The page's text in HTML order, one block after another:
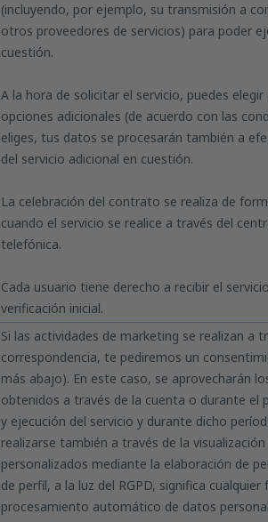
(incluyendo, por ejemplo, su transmisión a
otros proveedores de servicios) para poder
cuestión.
A la hora de solicitar el servicio, puedes
opciones adicionales (de acuerdo con las
eliges, tus datos se procesarán también a
del servicio adicional en cuestión.
La celebración del contrato se realiza de
cuando el servicio se realice a través del
telefónica.
Cada usuario tiene derecho a recibir el
verificación inicial.
Si las actividades de marketing se realizan a
correspondencia, te pediremos un
más abajo). En este caso, se aprovecharán
obtenidos a través de la cuenta o durante el
y ejecución del servicio y durante dicho
realizarse también a través de la
personalizados mediante la elaboración de
de perfil, a la luz del RGPD, significa cualquier
procesamiento automático de datos